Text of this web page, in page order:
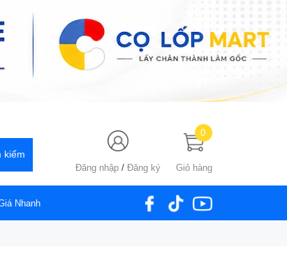
Đăng nhập / Đăng ký Giỏ hàng
0
Nhanh